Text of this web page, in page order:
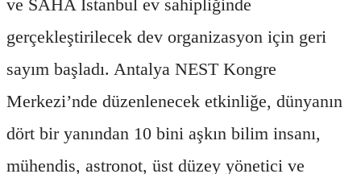
ve SAHA İstanbul ev sahipliğinde
gerçekleştirilecek dev organizasyon için geri
sayım başladı. Antalya NEST Kongre
Merkezi’nde düzenlenecek etkinliğe, dünyanın
dört bir yanından 10 bini aşkın bilim insanı,
mühendis, astronot, üst düzey yönetici ve